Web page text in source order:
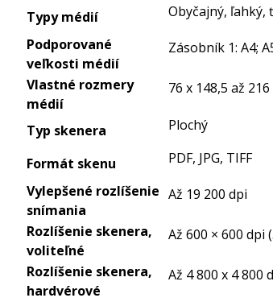
Typy médií
Obyčajný, ľahký,
Podporované
veľkosti médií
Zásobník 1: A4;
Vlastné rozmery
médií
76 x 148,5 až
Typ skenera Plochý
Formát skenu
PDF, JPG, TIFF
Vylepšené rozlíšenie
snímania
Až 19 200 dpi
Rozlíšenie skenera,
voliteľné
Až 600 × 600 dpi
Rozlíšenie skenera,
hardvérové
Až 4 800 x 4 800